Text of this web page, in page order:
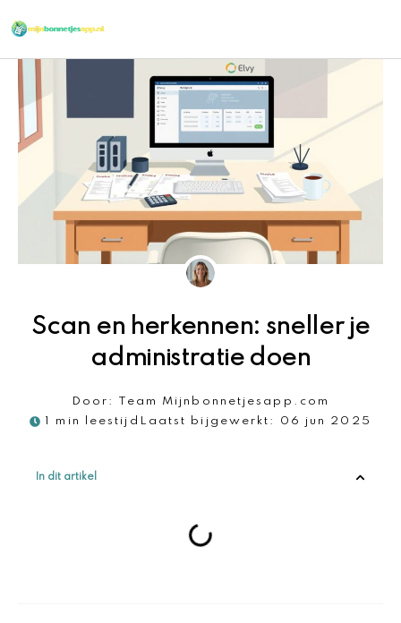
naar
inhoud
Scan en herkennen: sneller je
administratie doen
Door:
Team Mijnbonnetjesapp.com
1 min leestijd Laatst bijgewerkt: 06 jun 2025
In dit artikel